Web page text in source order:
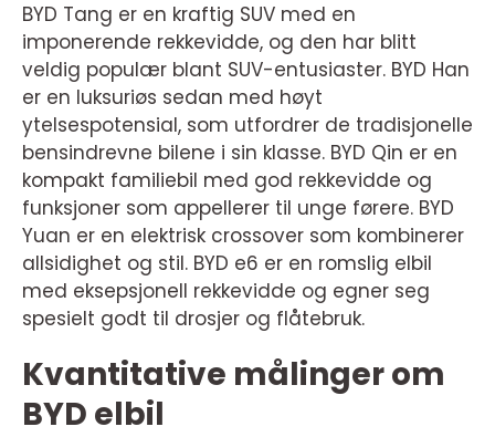
BYD Tang er en kraftig SUV med en
imponerende rekkevidde, og den har blitt
veldig populær blant SUV-entusiaster. BYD Han
er en luksuriøs sedan med høyt
ytelsespotensial, som utfordrer de tradisjonelle
bensindrevne bilene i sin klasse. BYD Qin er en
kompakt familiebil med god rekkevidde og
funksjoner som appellerer til unge førere. BYD
Yuan er en elektrisk crossover som kombinerer
allsidighet og stil. BYD e6 er en romslig elbil
med eksepsjonell rekkevidde og egner seg
spesielt godt til drosjer og flåtebruk.
Kvantitative målinger om
BYD elbil